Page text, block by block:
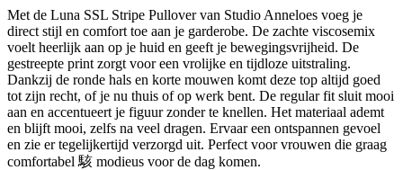
Met de Luna SSL Stripe Pullover van Studio Anneloes voeg je
direct stijl en comfort toe aan je garderobe. De zachte viscosemix
voelt heerlijk aan op je huid en geeft je bewegingsvrijheid. De
gestreepte print zorgt voor een vrolijke en tijdloze uitstraling.
Dankzij de ronde hals en korte mouwen komt deze top altijd goed
tot zijn recht, of je nu thuis of op werk bent. De regular fit sluit mooi
aan en accentueert je figuur zonder te knellen. Het materiaal ademt
en blijft mooi, zelfs na veel dragen. Ervaar een ontspannen gevoel
en zie er tegelijkertijd verzorgd uit. Perfect voor vrouwen die graag
comfortabel 駭 modieus voor de dag komen.